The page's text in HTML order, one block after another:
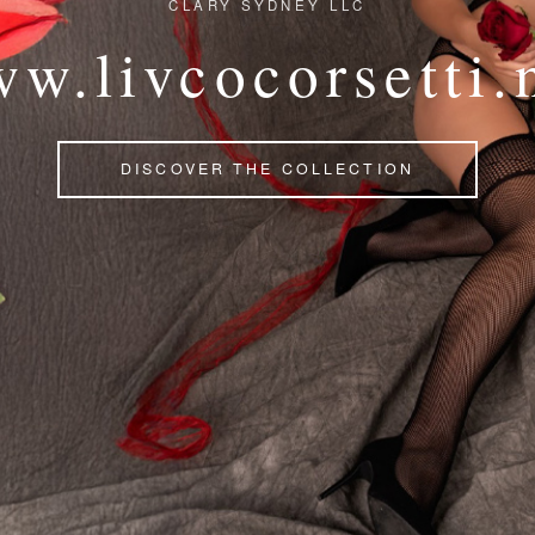
CLARY SYDNEY LLC
DISCOVER THE COLLECTION